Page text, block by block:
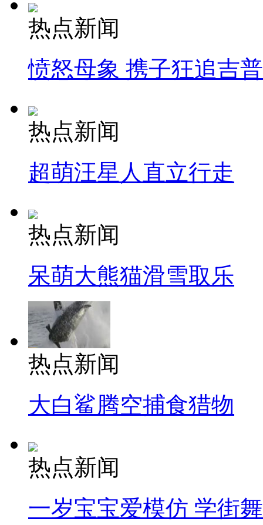
热点新闻
愤怒母象 携子狂追吉
热点新闻
超萌汪星人直立行走
热点新闻
呆萌大熊猫滑雪取乐
热点新闻
大白鲨腾空捕食猎物
热点新闻
一岁宝宝爱模仿 学街